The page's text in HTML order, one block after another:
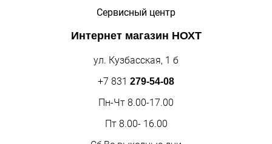
Сервисный центр
Интернет магазин НОХТ
ул. Кузбасская, 1 б
+7 831 279-54-08
Пн-Чт 8.00-17.00
Пт 8.00- 16.00